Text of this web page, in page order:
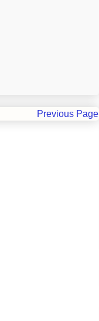
Previous Page